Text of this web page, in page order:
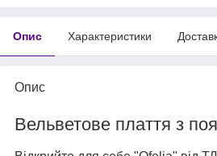
Опис Характеристики
Опис
Вельветове плаття з